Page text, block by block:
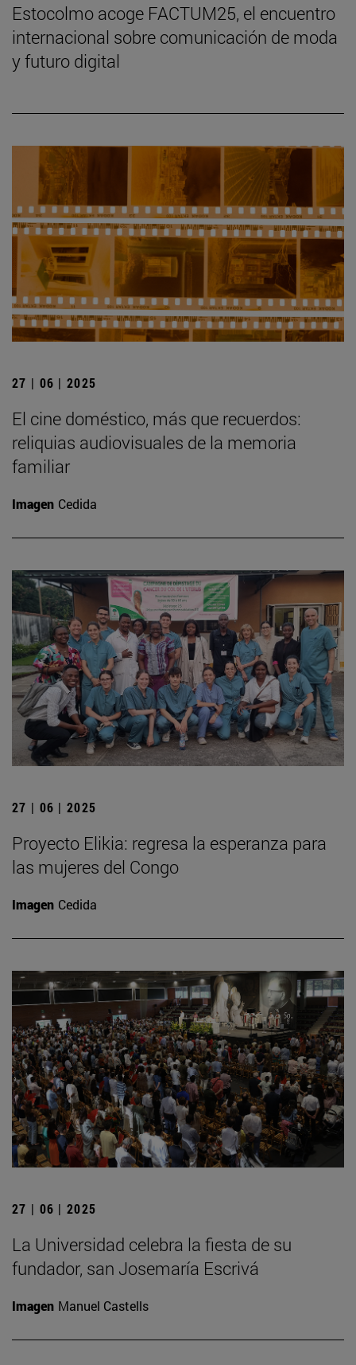
Estocolmo acoge FACTUM25, el encuentro
internacional sobre comunicación de moda
y futuro digital
27 | 06 | 2025
El cine doméstico, más que recuerdos:
reliquias audiovisuales de la memoria
familiar
Imagen Cedida
27 | 06 | 2025
Proyecto Elikia: regresa la esperanza para
las mujeres del Congo
Imagen Cedida
27 | 06 | 2025
La Universidad celebra la fiesta de su
fundador, san Josemaría Escrivá
Imagen Manuel Castells